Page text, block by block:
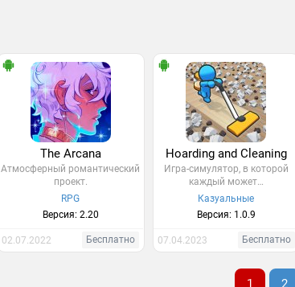
The Arcana
Атмосферный романтический
проект.
RPG
Версия: 2.20
02.07.2022 Бесплатно
Hoarding and Cleaning
Игра-симулятор, в которой
каждый может…
Казуальные
Версия: 1.0.9
07.04.2023 Бесплатно
1 2